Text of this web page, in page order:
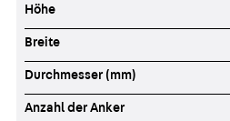
Höhe
Breite
Durchmesser (mm)
Anzahl der Anker